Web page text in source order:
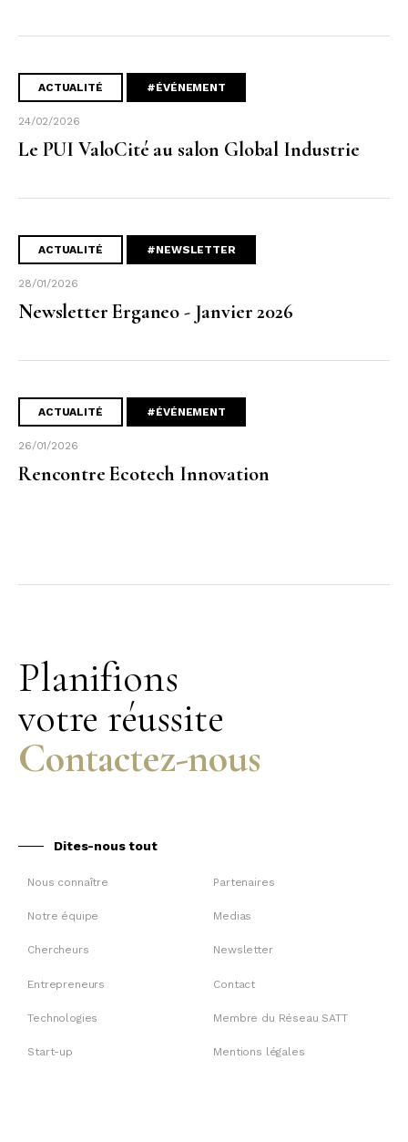
ACTUALITÉ #ÉVÉNEMENT
24/02/2026
Le PUI ValoCité au salon Global Industrie
ACTUALITÉ #NEWSLETTER
28/01/2026
Newsletter Erganeo - Janvier 2026
ACTUALITÉ #ÉVÉNEMENT
26/01/2026
Rencontre Ecotech Innovation
Planifions
votre réussite
Contactez-nous
Dites-nous tout
Nous connaître
Notre équipe
Chercheurs
Entrepreneurs
Technologies
Start-up
Partenaires
Medias
Newsletter
Contact
Membre du Réseau SATT
Mentions légales